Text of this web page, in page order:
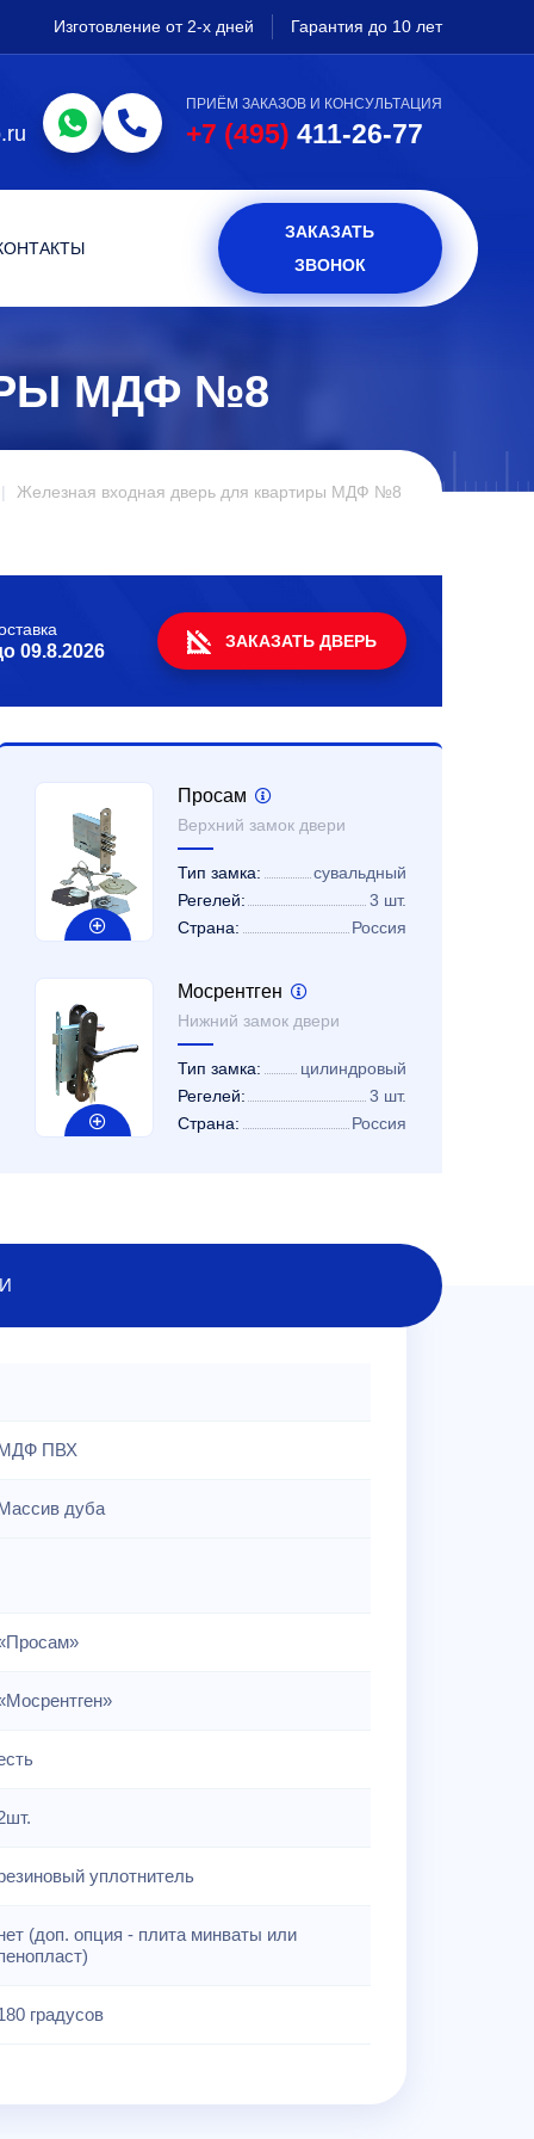
Изготовление от 2-х дней Гарантия до 10 лет
ПРИЁМ ЗАКАЗОВ И КОНСУЛЬТАЦИЯ
+7 (495) 411-26-77
ЗАКАЗАТЬ
ЗВОНОК
МДФ №8
Железная входная дверь для квартиры МДФ №8
09.8.2026 ЗАКАЗАТЬ ДВЕРЬ
Просам
Верхний замок двери
Тип замка:
сувальдный
Регелей:
3 шт.
Страна:
Россия
Мосрентген
Нижний замок двери
Тип замка:
цилиндровый
Регелей:
3 шт.
Страна:
Россия
ПВХ
дуба
уплотнитель
(доп. опция - плита минваты или
градусов